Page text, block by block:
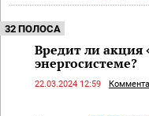
32 ПОЛОСА
Вредит ли акция
энергосистеме?
22.03.2024 12:59